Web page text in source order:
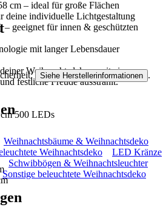
cm – ideal für große Flächen
deine individuelle Lichtgestaltung
– geeignet für innen & geschützten
mit langer Lebensdauer
Weihnachtsdeko – mit einem
festliche Freude ausstrahlt.
500 LEDs
Siehe Herstellerinformationen .
Weihnachtsbäume & Weihnachtsdeko
Weihnachtsdeko
LED Kränze
Schwibbögen & Weihnachtsleuchter
Sonstige beleuchtete Weihnachtsdeko